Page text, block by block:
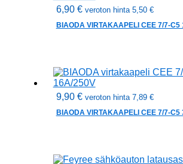
6,90 € veroton hinta 5,50 €
BIAODA VIRTAKAAPELI CEE 7/7-C5
9,90 € veroton hinta 7,89 €
BIAODA VIRTAKAAPELI CEE 7/7-C5